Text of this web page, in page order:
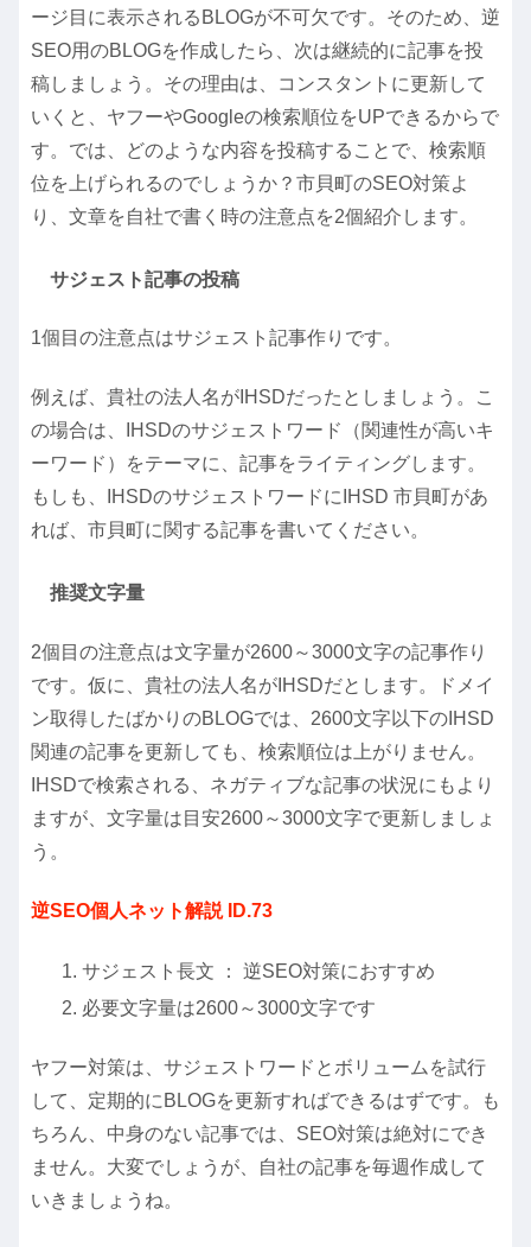
ージ目に表示されるBLOGが不可欠です。そのため、逆
SEO用のBLOGを作成したら、次は継続的に記事を投
稿しましょう。その理由は、コンスタントに更新して
いくと、ヤフーやGoogleの検索順位をUPできるからで
す。では、どのような内容を投稿することで、検索順
位を上げられるのでしょうか？市貝町のSEO対策よ
り、文章を自社で書く時の注意点を2個紹介します。
サジェスト記事の投稿
1個目の注意点はサジェスト記事作りです。
例えば、貴社の法人名が IHSDだったとしましょう。こ
の場合は、IHSDのサジェストワード（関連性が高いキ
ーワード）をテーマに、記事をライティングします。
もしも、IHSDのサジェストワードに IHSD 市貝町 があ
れば、市貝町に関する記事を書いてください。
推奨文字量
2個目の注意点は文字量が2600～3000文字の記事作り
です。仮に、貴社の法人名がIHSDだとします。ドメイ
ン取得したばかりのBLOGでは、2600文字以下のIHSD
関連の記事を更新しても、検索順位は上がりません。
IHSDで検索される、ネガティブな記事の状況にもより
ますが、文字量は目安2600～3000文字で更新しましょ
う。
逆SEO個人ネット解説 ID.73
サジェスト長文 ： 逆SEO対策におすすめ
必要文字量は2600～3000文字です
ヤフー対策は、サジェストワードとボリュームを試行
して、定期的にBLOGを更新すればできるはずです。も
ちろん、中身のない記事では、SEO対策は絶対にでき
ません。大変でしょうが、自社の記事を毎週作成して
いきましょうね。